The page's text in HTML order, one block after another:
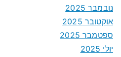
נובמבר 2025
אוקטובר 2025
ספטמבר 2025
יולי 2025